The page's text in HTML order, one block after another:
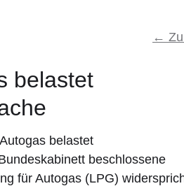
←
belastet
belastet
beschlossene
für Autogas (LPG)